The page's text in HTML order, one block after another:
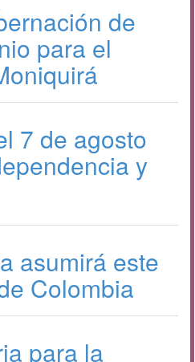
de
para el
7 de agosto
y
asumirá este
Colombia
para la